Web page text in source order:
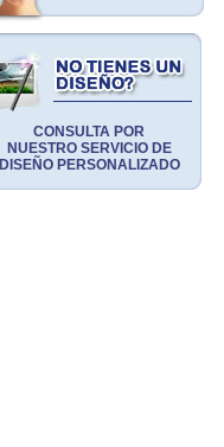
CONSULTA POR
NUESTRO SERVICIO DE
DISEÑO PERSONALIZADO